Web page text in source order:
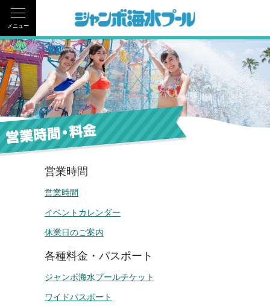
メニュー
営業時間
営業時間
イベントカレンダー
休業日のご案内
各種料金・パスポート
ジャンボ海水プールチケット
ワイドパスポート